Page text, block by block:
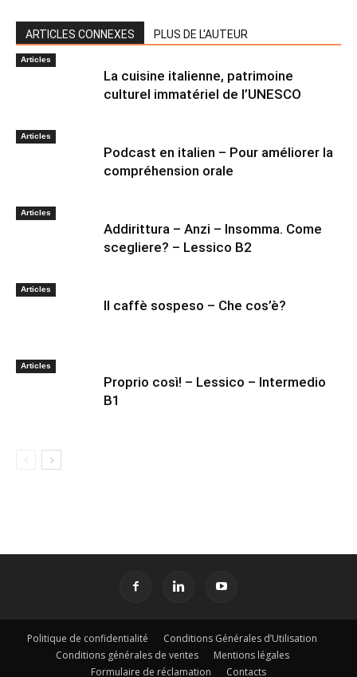
ARTICLES CONNEXES PLUS DE L'AUTEUR
Articles
La cuisine italienne, patrimoine
culturel immatériel de l’UNESCO
Articles
Podcast en italien – Pour améliorer la
compréhension orale
Articles
Addirittura – Anzi – Insomma. Come
scegliere? – Lessico B2
Articles
Il caffè sospeso – Che cos’è?
Articles
Proprio così! – Lessico – Intermedio
B1
Politique de confidentialité
Conditions Générales d’Utilisation
Conditions générales de ventes
Mentions légales
Formulaire de réclamation
Contacts